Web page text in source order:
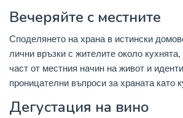
Вечеряйте с местните
Споделянето на храна в истински
лични връзки с жителите около
част от местния начин на живот и
проницателни въпроси за храната като
Дегустация на вино